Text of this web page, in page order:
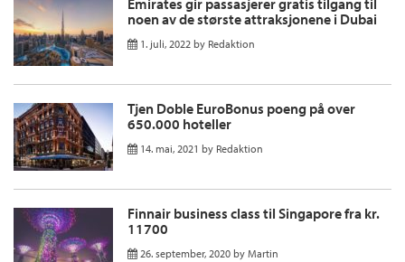
Emirates gir passasjerer gratis tilgang til
noen av de største attraksjonene i Dubai
1. juli, 2022 by Redaktion
Tjen Doble EuroBonus poeng på over
650.000 hoteller
14. mai, 2021 by Redaktion
Finnair business class til Singapore fra kr.
11700
26. september, 2020 by Martin